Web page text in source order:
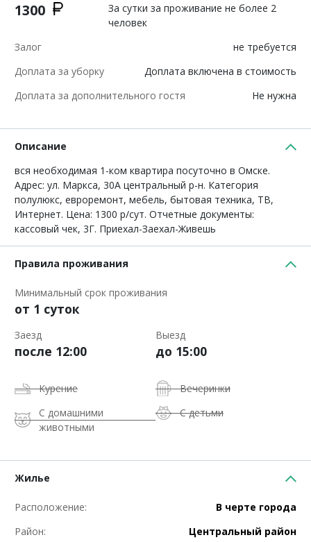
1300
За сутки за проживание не более 2
человек
Залог
не требуется
Доплата за уборку
Доплата включена в стоимость
Доплата за дополнительного гостя
Не нужна
Описание
вся необходимая 1-ком квартира посуточно в Омске.
Адрес: ул. Маркса, 30А центральный р-н. Категория
полулюкс, евроремонт, мебель, бытовая техника, ТВ,
Интернет. Цена: 1300 р/сут. Отчетные документы:
кассовый чек, 3Г. Приехал-Заехал-Живешь
Правила проживания
Минимальный срок проживания
от 1 суток
Заезд
после 12:00
Выезд
до 15:00
Курение
Вечеринки
С домашними
животными
С детьми
Жилье
Расположение:
В черте города
Район:
Центральный район